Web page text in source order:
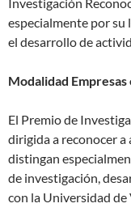
especialmente por su
el desarrollo de
Modalidad
El Premio de
dirigida a reconocer a
distingan
de investigación,
con la Universidad de